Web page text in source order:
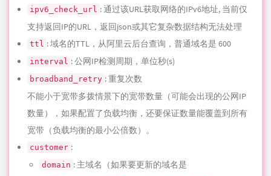
ipv6_check_url : 通过该URL获取网络的IPv6地址, 当前仅
支持返回IP的URL，返回json或其它复杂数据结构无法处理
ttl : 域名的TTL，从阿里云后台查询，普通域名是 600
interval : 公网IP检测周期，单位秒(s)
broadband_retry : 重复次数
不能小于宽带多拨情景下的宽带数量（可能会出现的公网IP
数量），如果配置了负载均衡，还要保证数量能覆盖到所有
宽带（负载均衡的最小公倍数）。
customer :
domain : 主域名（如果要更新的域名是